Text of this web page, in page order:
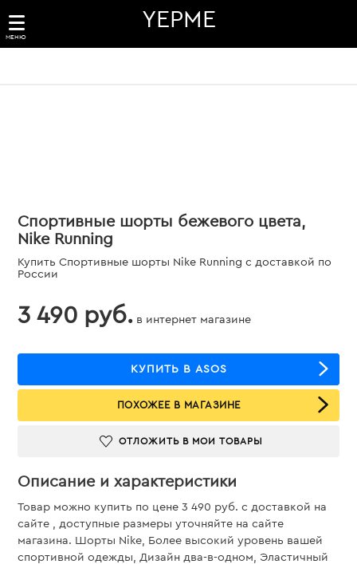
МЕНЮ
YEPME
Спортивные шорты бежевого цвета,
Nike Running
Купить Спортивные шорты Nike Running с доставкой по
России
3 490 руб. в интернет магазине
КУПИТЬ В ASOS
ПОХОЖЕЕ В МАГАЗИНЕ
ОТЛОЖИТЬ В МОИ ТОВАРЫ
Описание и характеристики
Товар можно купить по цене 3 490 руб. c доставкой на
сайте , доступные размеры уточняйте на сайте
магазина. Шорты Nike, Более высокий уровень вашей
спортивной одежды, Дизайн два-в-одном, Эластичный